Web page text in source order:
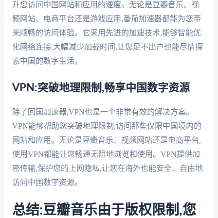
升您访问中国网站和应用的速度。无论是豆瓣音乐、视
频网站、电商平台还是游戏应用,番茄加速器都能为您带
来顺畅的访问体验。它采用先进的加速技术,能够智能优
化网络连接,大幅减少加载时间,让您足不出户也能尽情探
索中国的数字生活。
VPN:突破地理限制,畅享中国数字资源
除了回国加速器,VPN也是一个非常有效的解决方案。
VPN能够帮助您突破地理限制,访问那些仅限中国境内的
网站和应用。无论是豆瓣音乐、视频网站还是电商平台,
使用VPN都能让您畅通无阻地浏览和使用。VPN提供加
密传输,保护您的上网隐私,让您在海外也能安全、自由地
访问中国数字资源。
总结:豆瓣音乐由于版权限制,您